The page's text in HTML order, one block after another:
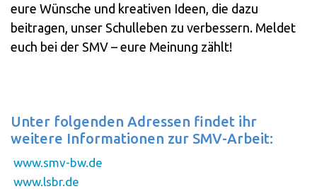
eure Wünsche und kreativen Ideen, die dazu
beitragen, unser Schulleben zu verbessern. Meldet
euch bei der SMV – eure Meinung zählt!
Unter folgenden Adressen findet ihr
weitere Informationen zur SMV-Arbeit:
www.smv-bw.de
www.lsbr.de